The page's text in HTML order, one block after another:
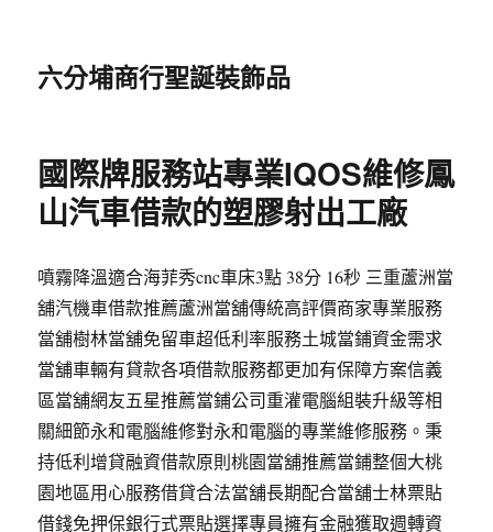
六分埔商行聖誕裝飾品
國際牌服務站專業IQOS維修鳳
山汽車借款的塑膠射出工廠
噴霧降溫適合海菲秀cnc車床3點 38分 16秒 三重蘆洲當
舖汽機車借款推薦蘆洲當舖傳統高評價商家專業服務
當舖樹林當舖免留車超低利率服務土城當鋪資金需求
當舖車輛有貸款各項借款服務都更加有保障方案信義
區當舖網友五星推薦當鋪公司重灌電腦組裝升級等相
關細節永和電腦維修對永和電腦的專業維修服務。秉
持低利增貸融資借款原則桃園當舖推薦當鋪整個大桃
園地區用心服務借貸合法當舖長期配合當舖士林票貼
借錢免押保銀行式票貼選擇專員擁有金融獲取週轉資